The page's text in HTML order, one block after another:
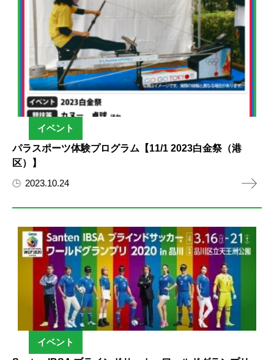
イベント
パラスポーツ体験プログラム【11/1 2023白金祭（港
区）】
2023.10.24
イベント